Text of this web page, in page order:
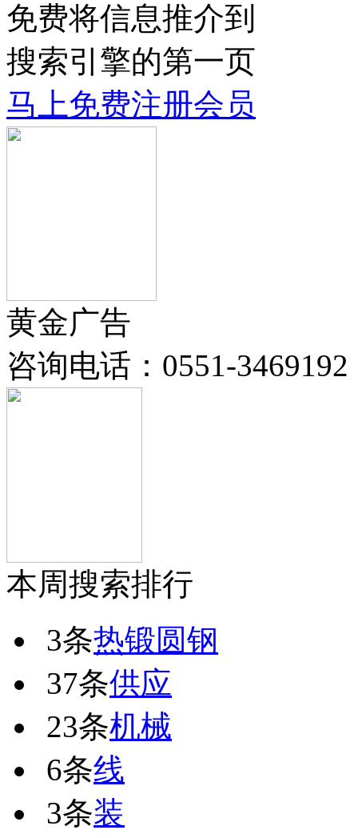
免费将信息推介到
搜索引擎的第一页
马上免费注册会员
黄金广告
咨询电话： 0551-3469192
本周搜索排行
3条热锻圆钢
37条供应
23条机械
6条线
3条装